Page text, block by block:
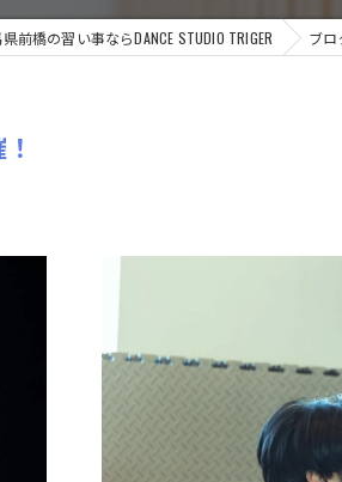
前橋の習い事ならDANCE STUDIO TRIGER ブロ